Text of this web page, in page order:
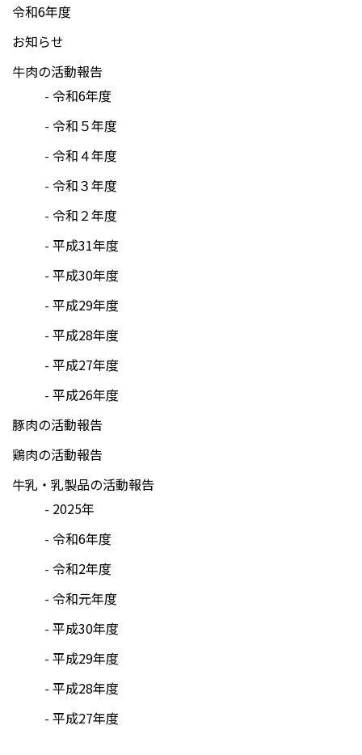
令和6年度
お知らせ
牛肉の活動報告
令和6年度
令和５年度
令和４年度
令和３年度
令和２年度
平成31年度
平成30年度
平成29年度
平成28年度
平成27年度
平成26年度
豚肉の活動報告
鶏肉の活動報告
牛乳・乳製品の活動報告
2025年
令和6年度
令和2年度
令和元年度
平成30年度
平成29年度
平成28年度
平成27年度